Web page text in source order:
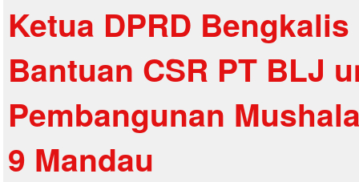
Ketua DPRD
Bantuan CSR PT BLJ
Pembangunan
9 Mandau